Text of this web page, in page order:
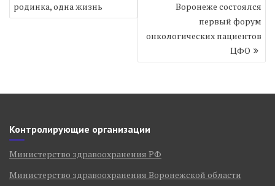
записям
родинка, одна жизнь
Воронеже состоялся
первый форум
онкологических пациентов
ЦФО
Контролирующие организации
Министерство здравоохранения РФ
Министерство здравоохранения Воронежской области